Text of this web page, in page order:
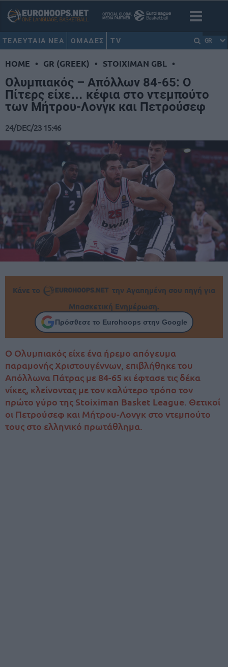
ΤΕΛΕΥΤΑΙΑ ΝΕΑ ΟΜΑΔΕΣ TV GR
HOME • GR (GREEK) • STOIXIMAN GBL •
Ολυμπιακός – Απόλλων 84-65: Ο
Πίτερς είχε… κέφια στο ντεμπούτο
των Μήτρου-Λονγκ και Πετρούσεφ
24/DEC/23 15:46
Κάνε το
την Αγαπημένη σου πηγή για
Μπασκετική Ενημέρωση.
Πρόσθεσε το Eurohoops στην Google
Ο Ολυμπιακός είχε ένα ήρεμο απόγευμα
παραμονής Χριστουγέννων, επιβλήθηκε του
Απόλλωνα Πάτρας με 84-65 κι έφτασε τις δέκα
νίκες, κλείνοντας με τον καλύτερο τρόπο τον
πρώτο γύρο της Stoiximan Basket League. Θετικοί
οι Πετρούσεφ και Μήτρου-Λονγκ στο ντεμπούτο
τους στο ελληνικό πρωτάθλημα.